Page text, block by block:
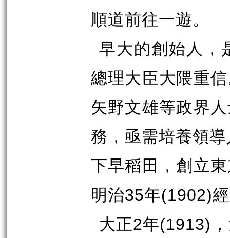
順道前往一遊。
早大的創始人，
總理大臣大隈重
矢野文雄等政界
務，亟需培養領
下早稻田，創立
明治35年(1902)
大正2年(1913)